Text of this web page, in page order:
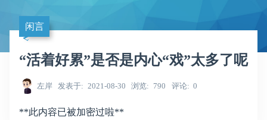
闲言
“活着好累”是否是内心“戏”太多了呢
左岸 发表于 2021-08-30 浏览 790 评论 0
**此内容已被加密过啦**